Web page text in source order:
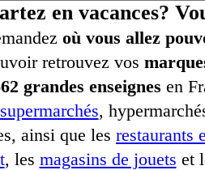
en vacances?
où vous allez
retrouvez vos
grandes enseignes en
supermarchés,
ainsi que les restaurants
, les magasins de jouets et